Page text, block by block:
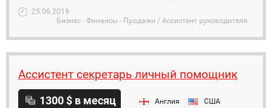
25.06.2019
Бизнес - Финансы - Продажи / Ассистент руководителя
Ассистент секретарь личный помощник
1300 $ в месяц Англия
США